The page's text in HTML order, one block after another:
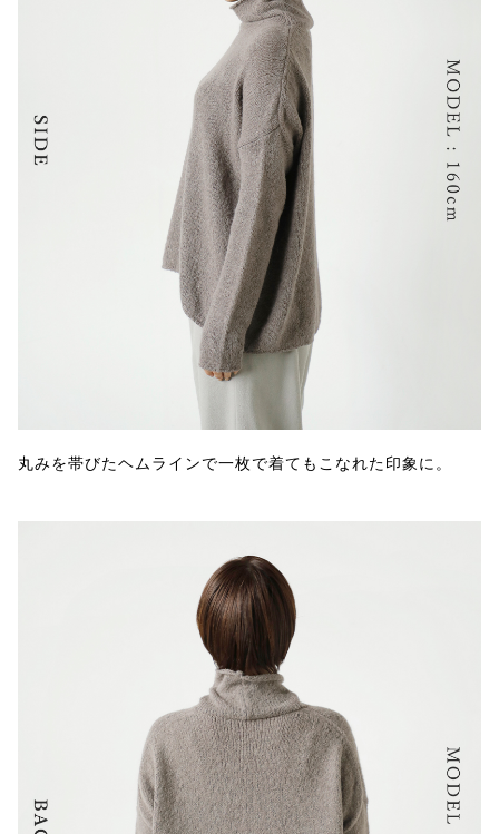
丸みを帯びたヘムラインで一枚で着てもこなれた印象に。